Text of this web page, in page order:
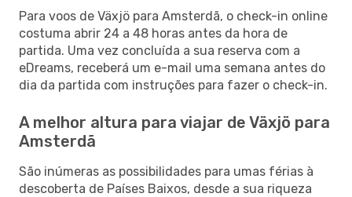
Para voos de Växjö para Amsterdã, o check-in online
costuma abrir 24 a 48 horas antes da hora de
partida. Uma vez concluída a sua reserva com a
eDreams, receberá um e-mail uma semana antes do
dia da partida com instruções para fazer o check-in.
A melhor altura para viajar de Växjö para
Amsterdã
São inúmeras as possibilidades para umas férias à
descoberta de Países Baixos, desde a sua riqueza